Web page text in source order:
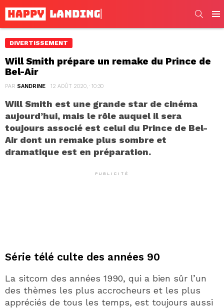
DIVERTISSEMENT
Will Smith prépare un remake du Prince de
Bel-Air
PAR SANDRINE 12 AOÛT 2020, · 10:30
Will Smith est une grande star de cinéma
aujourd’hui, mais le rôle auquel il sera
toujours associé est celui du Prince de Bel-
Air dont un remake plus sombre et
dramatique est en préparation.
PUBLICITÉ
Série télé culte des années 90
La sitcom des années 1990, qui a bien sûr l’un
des thèmes les plus accrocheurs et les plus
appréciés de tous les temps, est toujours aussi